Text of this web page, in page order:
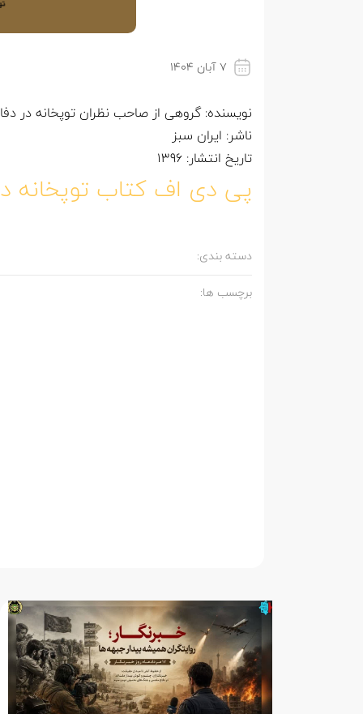
۷ آبان ۱۴۰۴
نویسنده: گروهی از صاحب نظران توپخانه در دفاع مقدس به
ناشر: ایران سبز
تاریخ انتشار: 1396
پی دی اف کتاب توپخانه
دسته بندی:
برچسب ها: